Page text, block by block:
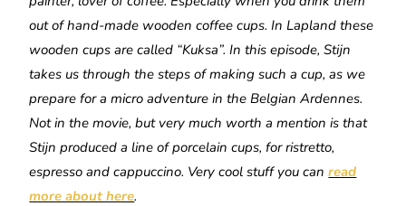
out of hand-made wooden coffee cups. In Lapland these
wooden cups are called “Kuksa”. In this episode, Stijn
takes us through the steps of making such a cup, as we
prepare for a micro adventure in the Belgian Ardennes.
Not in the movie, but very much worth a mention is that
Stijn produced a line of porcelain cups, for ristretto,
espresso and cappuccino. Very cool stuff you canread
more about here.